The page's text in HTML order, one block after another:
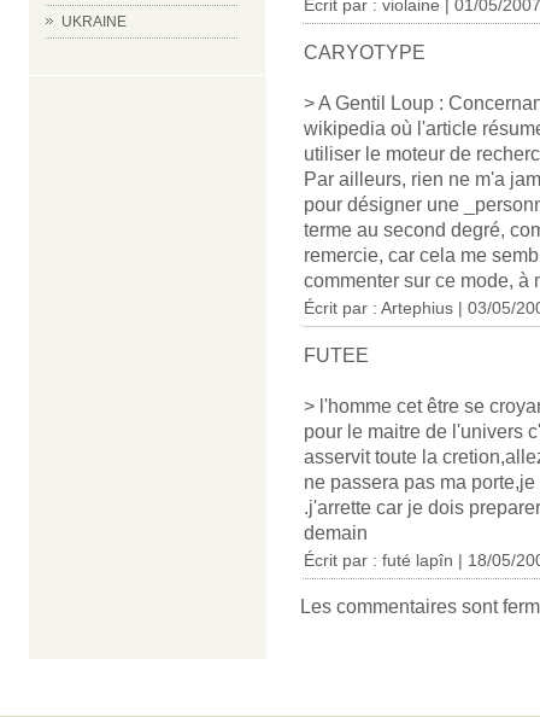
UKRAINE
Écrit par : violaine | 01/05/2007
CARYOTYPE
> A Gentil Loup :
wikipedia où l'article
utiliser le moteur de
Par ailleurs, rien ne m'a
pour désigner une
terme au second degré,
remercie, car cela me
commenter sur ce mode, à
Écrit par : Artephius | 03/05/
FUTEE
> l'homme cet être se
pour le maitre de l'univers
asservit toute la
ne passera pas ma
.j'arrette car je dois
demain
Écrit par : futé lapîn | 18/05/
Les commentaires sont